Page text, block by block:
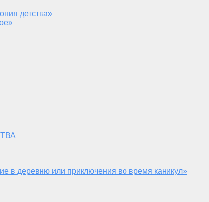
детства»
в деревню или приключения во время каникул»